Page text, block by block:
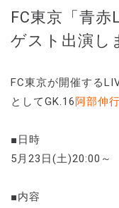
FC東京「青
ゲスト出演し
FC東京が開催する
としてGK.16阿部伸行
■日時
5月23日(土)20:00～
■内容